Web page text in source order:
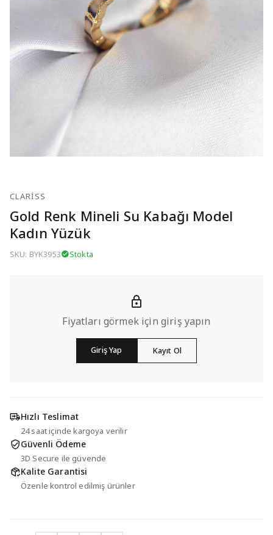
CLARISS
Gold Renk Mineli Su Kabağı Model
Kadın Yüzük
SKU: BYK3953 Stokta
Fiyatları görmek için giriş yapın
Giriş Yap Kayıt Ol
Hızlı Teslimat
24 saat içinde kargoya verilir
Güvenli Ödeme
3D Secure ile güvende
Kalite Garantisi
Özenle kontrol edilmiş ürünler